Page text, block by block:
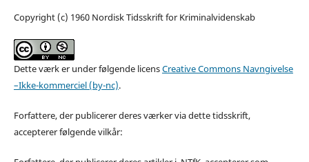
Copyright (c) 1960 Nordisk Tidsskrift for Kriminalvidenskab
Dette værk er under følgende licensCreative Commons Navngivelse
–Ikke-kommerciel (by-nc).
Forfattere, der publicerer deres værker via dette tidsskrift,
accepterer følgende vilkår: